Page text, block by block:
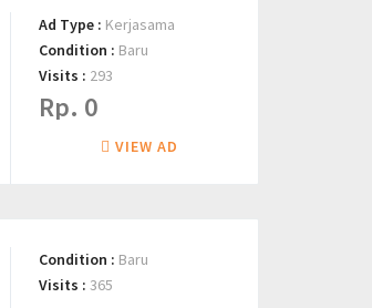
Ad Type : Kerjasama
Condition : Baru
Visits : 293
Rp. 0
VIEW AD
Condition : Baru
Visits : 365